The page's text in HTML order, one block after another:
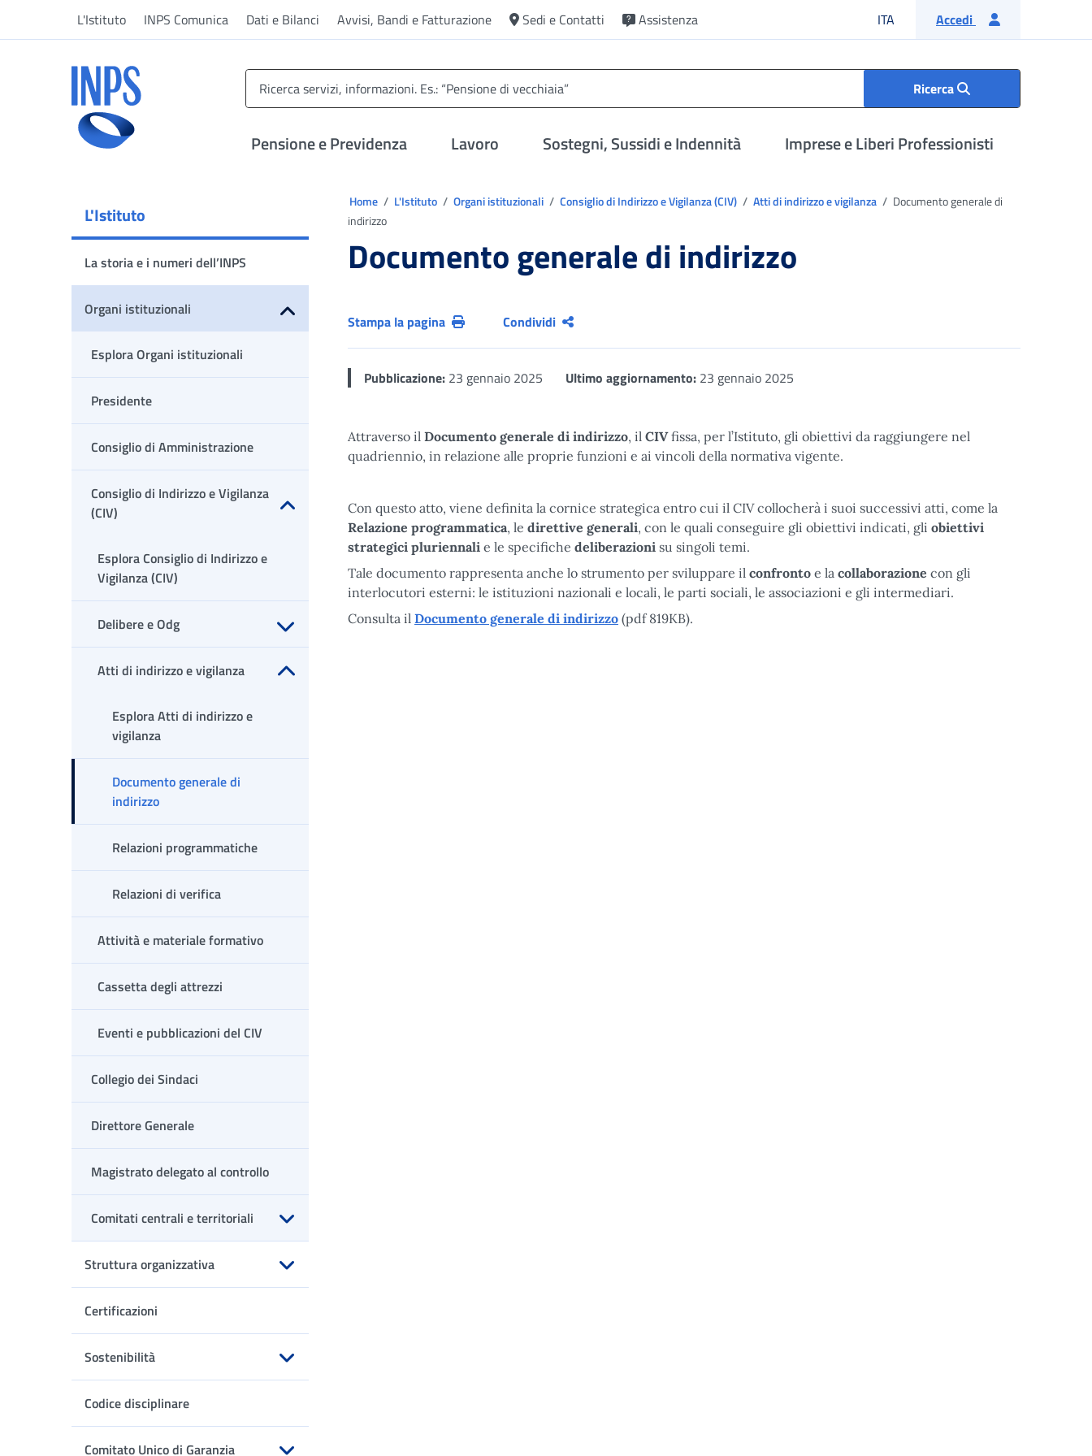
L'Istituto INPS Comunica Dati e Bilanci Avvisi, Bandi e Fatturazione Sedi e Contatti Assistenza ITA Lingua italiana
Accedi
Ricerca
Pensione e Previdenza Lavoro Sostegni, Sussidi e Indennità Imprese e Liberi Professionisti
L'Istituto
La storia e i numeri dell’INPS
Organi istituzionali
Apri sottomenu
Esplora Organi istituzionali
Presidente
Consiglio di Amministrazione
Consiglio di Indirizzo e Vigilanza
(CIV)
Esplora Consiglio di Indirizzo e
Vigilanza (CIV)
Delibere e Odg
Apri sottomenu
Atti di indirizzo e vigilanza
Esplora Atti di indirizzo e
vigilanza
Documento generale di
indirizzo
Relazioni programmatiche
Relazioni di verifica
Attività e materiale formativo
Cassetta degli attrezzi
Eventi e pubblicazioni del CIV
Collegio dei Sindaci
Direttore Generale
Magistrato delegato al controllo
Comitati centrali e territoriali
Apri sottomenu
Struttura organizzativa
Apri sottomenu
Certificazioni
Sostenibilità
Apri sottomenu
Codice disciplinare
Comitato Unico di Garanzia
Home L'Istituto Organi istituzionali Consiglio di Indirizzo e Vigilanza (CIV) Atti di indirizzo e vigilanza
Documento generale di
indirizzo
Documento generale di indirizzo
Stampa la pagina Condividi
Pubblicazione: 23 gennaio 2025 Ultimo aggiornamento: 23 gennaio 2025
Attraverso il Documento generale di indirizzo, il CIVfissa, per l’Istituto, gli obiettivi da raggiungere nel
quadriennio, in relazione alle proprie funzioni e ai vincoli della normativa vigente.
Con questo atto, viene definita la cornice strategica entro cui il CIV collocherà i suoi successivi atti, come la
Relazione programmatica, le direttive generali, con le quali conseguire gli obiettivi indicati, gli obiettivi
strategici pluriennali e le specifiche deliberazioni su singoli temi.
Tale documento rappresenta anche lo strumento per sviluppare il confronto e la collaborazione con gli
interlocutori esterni: le istituzioni nazionali e locali, le parti sociali, le associazioni e gli intermediari.
Consulta il Documento generale di indirizzo (pdf 819KB).